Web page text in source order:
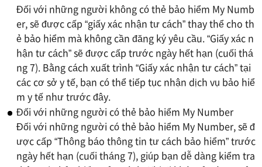
Đối với những người không có thẻ bảo hiểm My Numb
er, sẽ được cấp “giấy xác nhận tư cách” thay thể cho th
ẻ bảo hiểm mà không cần đăng ký yêu cầu. “Giấy xác n
hận tư cách” sẽ được cấp trước ngày hết hạn (cuối thá
ng 7). Bằng cách xuất trình “Giấy xác nhận tư cách” tại
các cơ sở y tế, bạn có thể tiếp tục nhận dịch vụ bảo hiể
m y tế như trước đây.
Đối với những người có thẻ bảo hiểm My Number
Đối với những người có thẻ bảo hiểm My Number, sẽ đ
ược cấp “Thông báo thông tin tư cách bảo hiểm” trước
ngày hết hạn (cuối tháng 7), giúp bạn dễ dàng kiểm tra